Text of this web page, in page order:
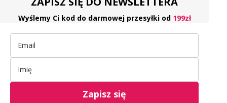
Wyślemy Ci kod do darmowej przesyłki od 199zł
Zapisz się